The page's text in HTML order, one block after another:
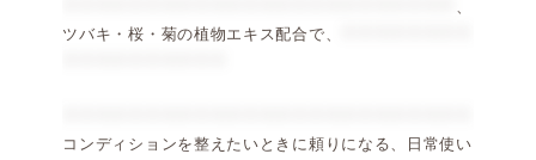
ツバキ・桜・菊の植物エキス配合で、
コンディションを整えたいときに頼りになる、日常使い